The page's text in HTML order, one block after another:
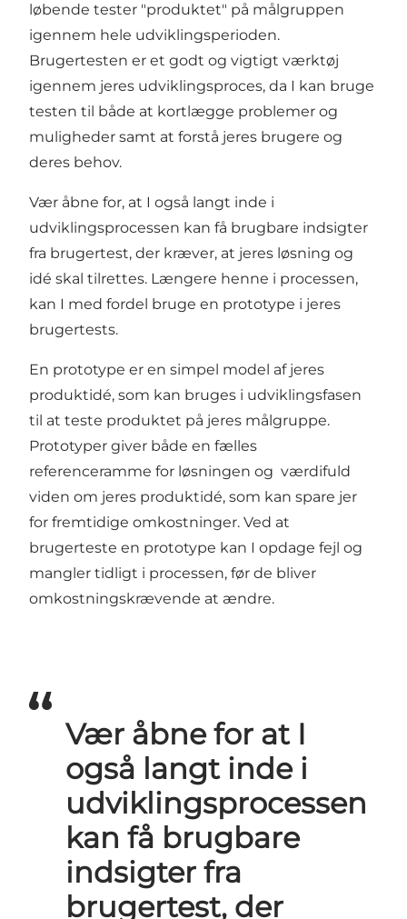
løbende tester "produktet" på målgruppen
igennem hele udviklingsperioden.
Brugertesten er et godt og vigtigt værktøj
igennem jeres udviklingsproces, da I kan bruge
testen til både at kortlægge problemer og
muligheder samt at forstå jeres brugere og
deres behov.
Vær åbne for, at I også langt inde i
udviklingsprocessen kan få brugbare indsigter
fra brugertest, der kræver, at jeres løsning og
idé skal tilrettes. Længere henne i processen,
kan I med fordel bruge en prototype i jeres
brugertests.
En prototype er en simpel model af jeres
produktidé, som kan bruges i udviklingsfasen
til at teste produktet på jeres målgruppe.
Prototyper giver både en fælles
referenceramme for løsningen og værdifuld
viden om jeres produktidé, som kan spare jer
for fremtidige omkostninger. Ved at
brugerteste en prototype kan I opdage fejl og
mangler tidligt i processen, før de bliver
omkostningskrævende at ændre.
Vær åbne for at I
også langt inde i
udviklingsprocessen
kan få brugbare
indsigter fra
brugertest, der